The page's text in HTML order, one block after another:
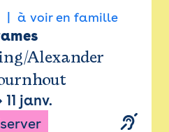
à voir en famille
Alexander
11 janv.